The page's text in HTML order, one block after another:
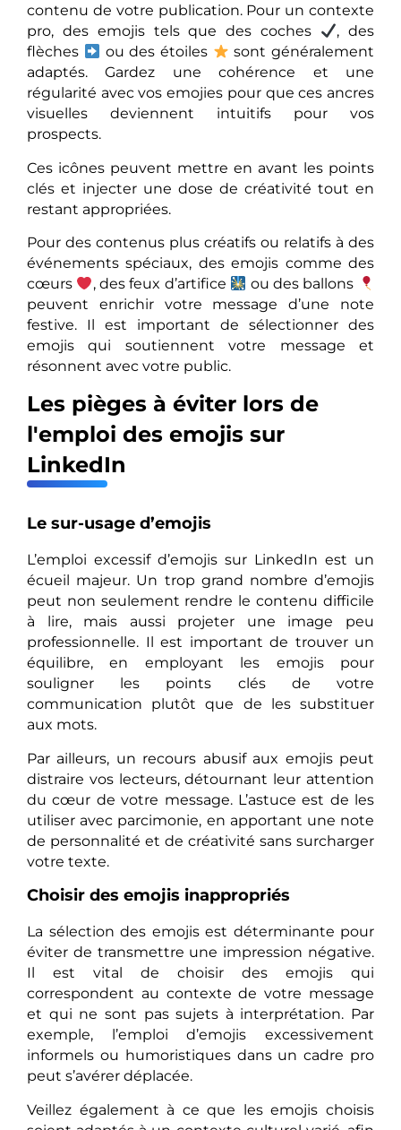
contenu de votre publication. Pour un contexte
pro, des emojis tels que des coches
, des
flèches
ou des étoiles
sont généralement
adaptés. Gardez une cohérence et une
régularité avec vos emojies pour que ces ancres
visuelles deviennent intuitifs pour vos
prospects.
Ces icônes peuvent mettre en avant les points
clés et injecter une dose de créativité tout en
restant appropriées.
Pour des contenus plus créatifs ou relatifs à des
événements spéciaux, des emojis comme des
cœurs
, des feux d’artifice
ou des ballons
peuvent enrichir votre message d’une note
festive. Il est important de sélectionner des
emojis qui soutiennent votre message et
résonnent avec votre public.
Les pièges à éviter lors de
l'emploi des emojis sur
LinkedIn
Le sur-usage d’emojis
L’emploi excessif d’emojis sur LinkedIn est un
écueil majeur. Un trop grand nombre d’emojis
peut non seulement rendre le contenu difficile
à lire, mais aussi projeter une image peu
professionnelle. Il est important de trouver un
équilibre, en employant les emojis pour
souligner les points clés de votre
communication plutôt que de les substituer
aux mots.
Par ailleurs, un recours abusif aux emojis peut
distraire vos lecteurs, détournant leur attention
du cœur de votre message. L’astuce est de les
utiliser avec parcimonie, en apportant une note
de personnalité et de créativité sans surcharger
votre texte.
Choisir des emojis inappropriés
La sélection des emojis est déterminante pour
éviter de transmettre une impression négative.
Il est vital de choisir des emojis qui
correspondent au contexte de votre message
et qui ne sont pas sujets à interprétation. Par
exemple, l’emploi d’emojis excessivement
informels ou humoristiques dans un cadre pro
peut s’avérer déplacée.
Veillez également à ce que les emojis choisis